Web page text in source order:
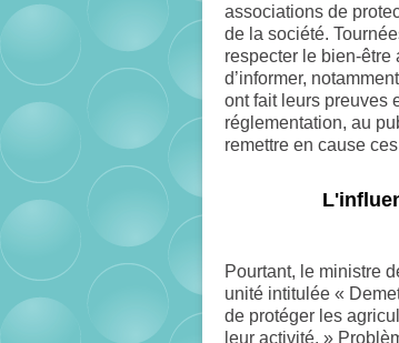
associations de
de la société.
respecter le bien-être
d’informer,
ont fait leurs preuves
réglementation, au
remettre en cause
Pourtant, le ministre
unité intitulée «
de protéger les
leur activité. »